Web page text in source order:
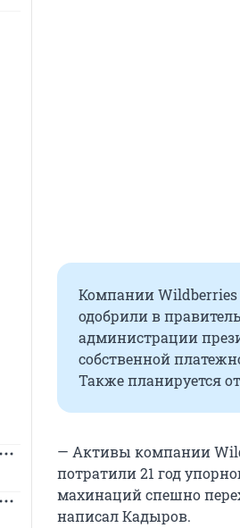
Компании Wildberries
одобрили в
администрации
собственной
Также планируется
— Активы компании
потратили 21 год
махинаций спешно
написал Кадыров.